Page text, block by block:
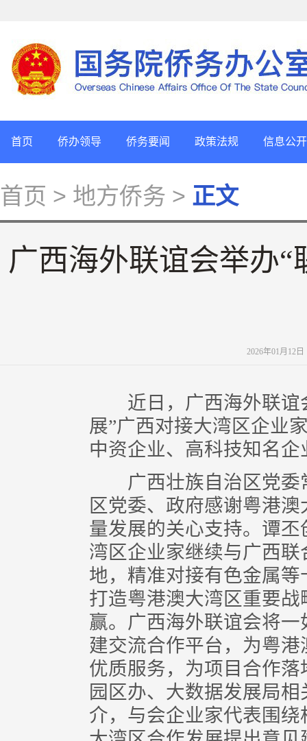
首页 侨办领导 侨务要闻 政策法规 信息公开
首页 > 地方侨务 > 正文
广西海外联谊会举办
2026年01月12
近日，广西海外联谊
展”广西对接大湾区企业
中资企业、高科技知名
广西壮族自治区党委
区党委、政府感谢粤港
量发展的关心支持。谭
湾区企业家继续与广西
地，精准对接有色金属
打造粤港澳大湾区重要
赢。广西海外联谊会将
建交流合作平台，为粤
优质服务，为项目合作
园区办、大数据发展局
介，与会企业家代表围